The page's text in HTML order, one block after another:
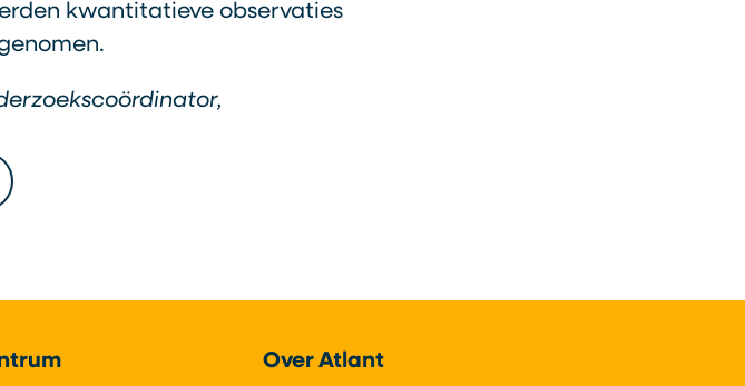
kwantitatieve observaties
Over Atlant